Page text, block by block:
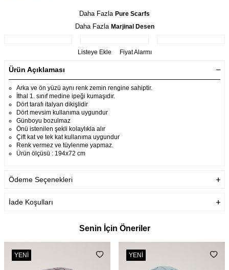
Daha Fazla Pure Scarfs
Daha Fazla Marjinal Desen
Listeye Ekle Fiyat Alarmı
Ürün Açıklaması
Arka ve ön yüzü aynı renk zemin rengine sahiptir.
İthal 1. sınıf medine ipeği kumaşıdır.
Dört tarafı italyan dikişlidir
Dört mevsim kullanıma uygundur
Günboyu bozulmaz
Önü istenilen şekli kolaylıkla alır
Çift kat ve tek kat kullanıma uygundur
Renk vermez ve tüylenme yapmaz.
Ürün ölçüsü : 194x72 cm
Ödeme Seçenekleri
İade Koşulları
Senin İçin Öneriler
YENI YENI